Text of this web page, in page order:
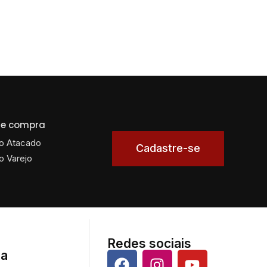
compra
Atacado
Varejo
Cadastre-se
Redes sociais